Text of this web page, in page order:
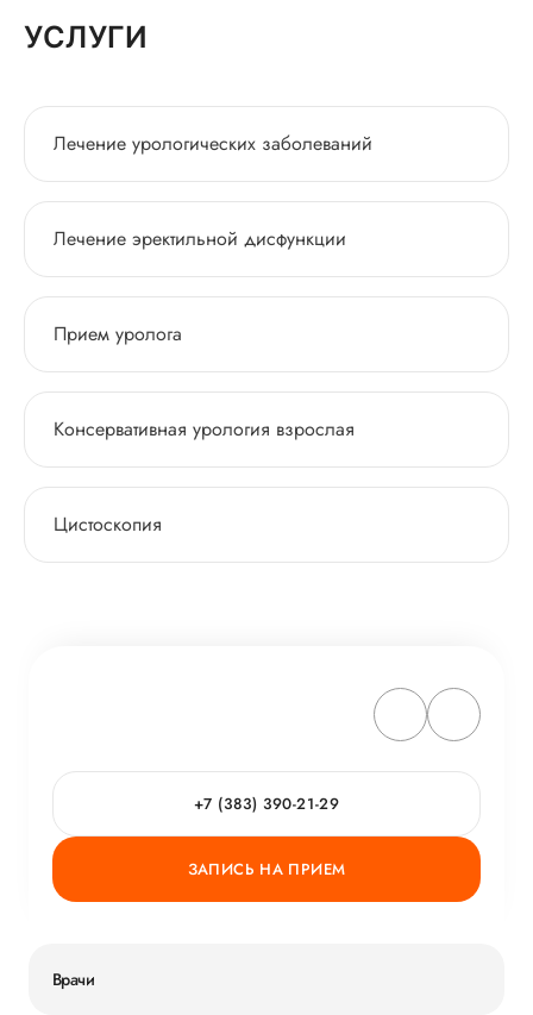
УСЛУГИ
Лечение урологических заболеваний
Лечение эректильной дисфункции
Прием уролога
Консервативная урология взрослая
Цистоскопия
+7 (383) 390-21-29
ЗАПИСЬ НА ПРИЕМ
Врачи